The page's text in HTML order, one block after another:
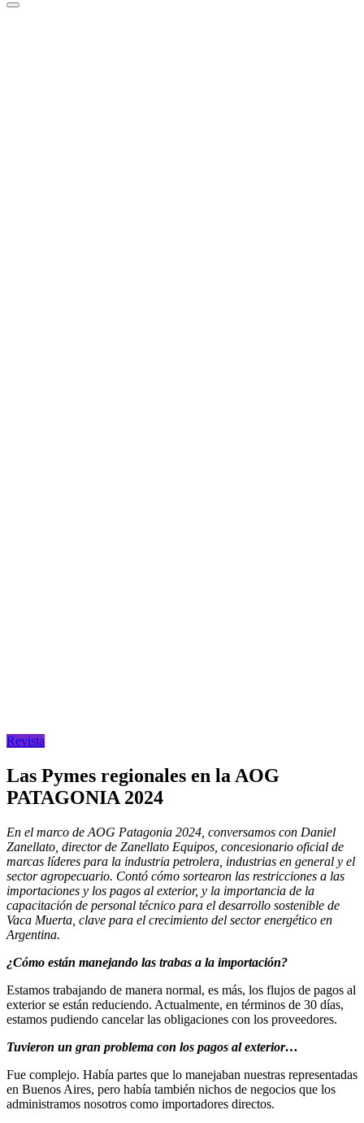
Revista
Las Pymes regionales en la AOG
PATAGONIA 2024
En el marco de AOG Patagonia 2024, conversamos con Daniel
Zanellato, director de Zanellato Equipos, concesionario oficial de
marcas líderes para la industria petrolera, industrias en general y el
sector agropecuario. Contó cómo sortearon las restricciones a las
importaciones y los pagos al exterior, y la importancia de la
capacitación de personal técnico para el desarrollo sostenible de
Vaca Muerta, clave para el crecimiento del sector energético en
Argentina.
¿Cómo están manejando las trabas a la importación?
Estamos trabajando de manera normal, es más, los flujos de pagos al
exterior se están reduciendo. Actualmente, en términos de 30 días,
estamos pudiendo cancelar las obligaciones con los proveedores.
Tuvieron un gran problema con los pagos al exterior…
Fue complejo. Había partes que lo manejaban nuestras representadas
en Buenos Aires, pero había también nichos de negocios que los
administramos nosotros como importadores directos.